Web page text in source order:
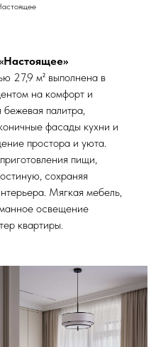
27,9 м² выполнена в
на комфорт и
палитра,
фасады кухни и
простора и уюта.
пищи,
сохраняя
Мягкая мебель,
освещение
квартиры.